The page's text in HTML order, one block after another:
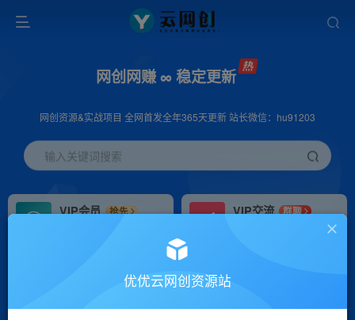
网创网赚 ∞ 稳定更新
网创资源&实战项目 全网首发全年365天更新 站长微信：hu91203
输入关键词搜索
VIP会员
抢先
VIP交流
群聊
研究探讨更多创业项目路子。
会员专属推广链接优优云网创资源站